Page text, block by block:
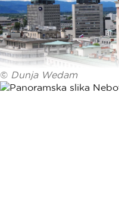
© Dunja Wedam